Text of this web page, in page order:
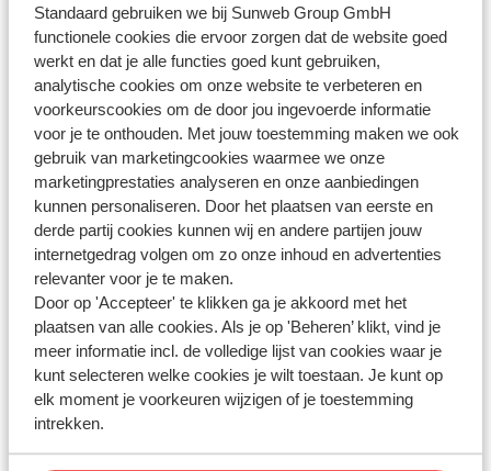
Standaard gebruiken we bij Sunweb Group GmbH
functionele cookies die ervoor zorgen dat de website goed
werkt en dat je alle functies goed kunt gebruiken,
analytische cookies om onze website te verbeteren en
voorkeurscookies om de door jou ingevoerde informatie
voor je te onthouden. Met jouw toestemming maken we ook
gebruik van marketingcookies waarmee we onze
marketingprestaties analyseren en onze aanbiedingen
kunnen personaliseren. Door het plaatsen van eerste en
derde partij cookies kunnen wij en andere partijen jouw
internetgedrag volgen om zo onze inhoud en advertenties
relevanter voor je te maken.
Door op 'Accepteer' te klikken ga je akkoord met het
plaatsen van alle cookies. Als je op 'Beheren’ klikt, vind je
meer informatie incl. de volledige lijst van cookies waar je
kunt selecteren welke cookies je wilt toestaan. Je kunt op
elk moment je voorkeuren wijzigen of je toestemming
intrekken.
ontvangt binnen 2 uur een aangepaste factuur.
Hoe boek of wijzig je een transfer in de Sunweb app?
1. Open de boeking in deSunweb app
2. Klik op 'Extra's' in het menu
3. Klik op 'Transfer' en boek/wijzig de transfer
4. Ga naar het winkelmandje en bevestig de wijziging. Je
ontvangt binnen 2 uur een aangepaste factuur.
Voor meer informatie over een transfer, klik jehier.
Vragen over hetzelfde onderwerp
Is het mogelijk om extra services bij te boeken of te
wijzigen?
Kan ik een aanhef wijzigen?